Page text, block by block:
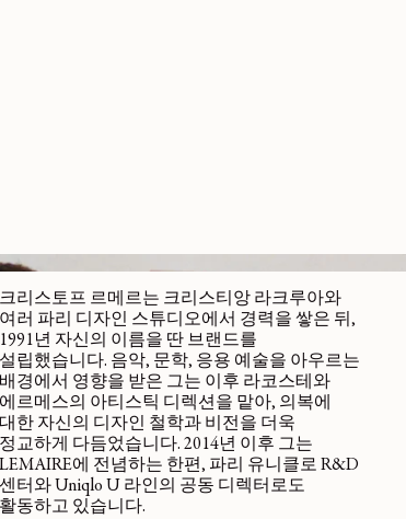
리스토프 르메르는 크리스티앙 라크루아와
러 파리 디자인 스튜디오에서 경력을 쌓은 뒤,
년 자신의 이름을 딴 브랜드를
립했습니다. 음악, 문학, 응용 예술을 아우르는
경에서 영향을 받은 그는 이후 라코스테와
르메스의 아티스틱 디렉션을 맡아, 의복에
한 자신의 디자인 철학과 비전을 더욱
교하게 다듬었습니다. 2014년 이후 그는
에 전념하는 한편, 파리 유니클로 R&D
터와 Uniqlo U 라인의 공동 디렉터로도
동하고 있습니다.